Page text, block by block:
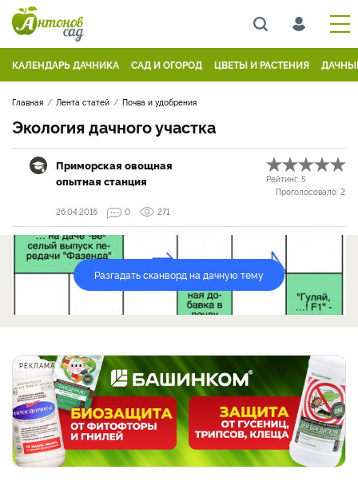
КАЛЕНДАРЬ ДАЧНИКА САД И ОГОРОД ЦВЕТЫ И РАСТЕНИЯ
Главная Лента статей Почва и удобрения
Экология дачного участка
Приморская овощная
опытная станция
Рейтинг: 5
Проголосовало: 2
26.04.2016
0 271
Разгадать сканворд на дачную тему
РЕКЛАМА